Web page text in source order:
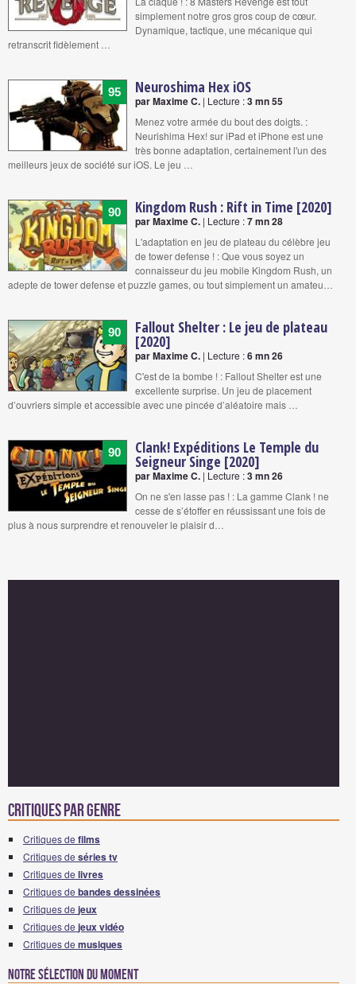
simplement notre gros gros coup de cœur.
Dynamique, tactique, une mécanique qui
retranscrit fidèlement …
95 Neuroshima Hex iOS
par Maxime C. | Lecture :3 mn 55
Menez votre armée du bout des doigts. :
Neurishima Hex! sur iPad et iPhone est une
très bonne adaptation, certainement l'un des
meilleurs jeux de société sur iOS. Le jeu …
90 Kingdom Rush : Rift in Time [2020]
par Maxime C. | Lecture :7 mn 28
L'adaptation en jeu de plateau du célèbre jeu
de tower defense ! : Que vous soyez un
connaisseur du jeu mobile Kingdom Rush, un
adepte de tower defense et puzzle games, ou tout simplement un amateu…
90 Fallout Shelter : Le jeu de plateau
[2020]
par Maxime C. | Lecture :6 mn 26
C'est de la bombe ! : Fallout Shelter est une
excellente surprise. Un jeu de placement
d’ouvriers simple et accessible avec une pincée d’aléatoire mais …
90 Clank! Expéditions Le Temple du
Seigneur Singe [2020]
par Maxime C. | Lecture :3 mn 26
On ne s'en lasse pas ! : La gamme Clank ! ne
cesse de s’étoffer en réussissant une fois de
plus à nous surprendre et renouveler le plaisir d…
Critiques par genre
Critiques de films
Critiques de séries tv
Critiques de livres
Critiques de bandes dessinées
Critiques de jeux
Critiques de jeux vidéo
Critiques de musiques
Notre sélection du moment